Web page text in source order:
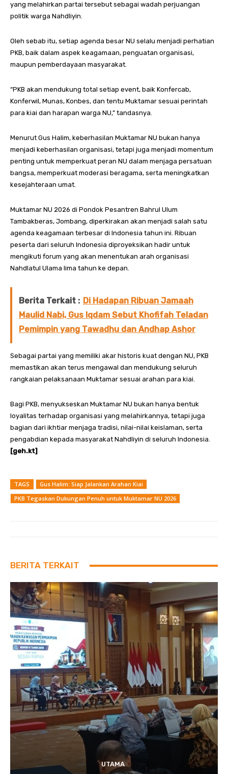
yang melahirkan partai tersebut sebagai wadah perjuangan
politik warga Nahdliyin.
Oleh sebab itu, setiap agenda besar NU selalu menjadi perhatian
PKB, baik dalam aspek keagamaan, penguatan organisasi,
maupun pemberdayaan masyarakat.
“PKB akan mendukung total setiap event, baik Konfercab,
Konferwil, Munas, Konbes, dan tentu Muktamar sesuai perintah
para kiai dan harapan warga NU,” tandasnya.
Menurut Gus Halim, keberhasilan Muktamar NU bukan hanya
menjadi keberhasilan organisasi, tetapi juga menjadi momentum
penting untuk memperkuat peran NU dalam menjaga persatuan
bangsa, memperkuat moderasi beragama, serta meningkatkan
kesejahteraan umat.
Muktamar NU 2026 di Pondok Pesantren Bahrul Ulum
Tambakberas, Jombang, diperkirakan akan menjadi salah satu
agenda keagamaan terbesar di Indonesia tahun ini. Ribuan
peserta dari seluruh Indonesia diproyeksikan hadir untuk
mengikuti forum yang akan menentukan arah organisasi
Nahdlatul Ulama lima tahun ke depan.
Berita Terkait : Di Hadapan Ribuan Jamaah
Maulid Nabi, Gus Iqdam Sebut Khofifah Teladan
Pemimpin yang Tawadhu dan Andhap Ashor
Sebagai partai yang memiliki akar historis kuat dengan NU, PKB
memastikan akan terus mengawal dan mendukung seluruh
rangkaian pelaksanaan Muktamar sesuai arahan para kiai.
Bagi PKB, menyukseskan Muktamar NU bukan hanya bentuk
loyalitas terhadap organisasi yang melahirkannya, tetapi juga
bagian dari ikhtiar menjaga tradisi, nilai-nilai keislaman, serta
pengabdian kepada masyarakat Nahdliyin di seluruh Indonesia.
[geh.kt]
TAGS
Gus Halim: Siap Jalankan Arahan Kiai
PKB Tegaskan Dukungan Penuh untuk Muktamar NU 2026
BERITA TERKAIT
UTAMA